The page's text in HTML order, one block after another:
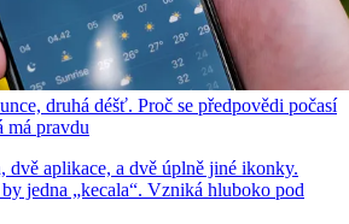
druhá déšť. Proč se předpovědi počasí
má pravdu
dvě aplikace, a dvě úplně jiné ikonky.
jedna „kecala“. Vzniká hluboko pod